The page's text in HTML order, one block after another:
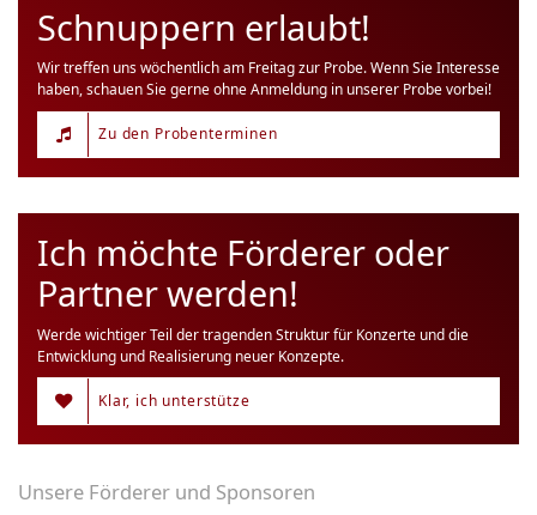
Schnuppern erlaubt!
Wir treffen uns wöchentlich am Freitag zur Probe. Wenn Sie Interesse
haben, schauen Sie gerne ohne Anmeldung in unserer Probe vorbei!
Zu den Probenterminen
Ich möchte Förderer oder
Partner werden!
Werde wichtiger Teil der tragenden Struktur für Konzerte und die
Entwicklung und Realisierung neuer Konzepte.
Klar, ich unterstütze
Unsere Förderer und Sponsoren